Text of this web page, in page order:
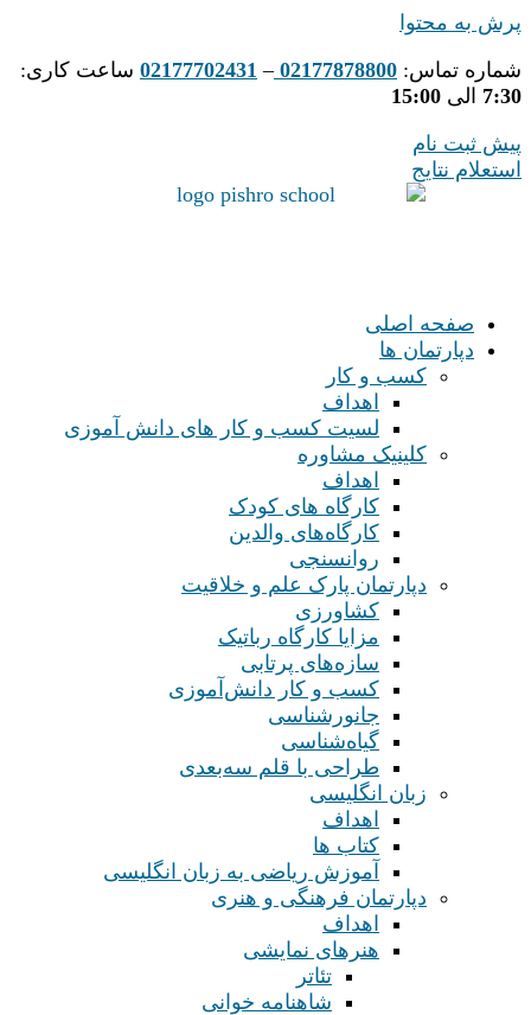
پرش به محتوا
شماره تماس: 02177878800
–
02177702431 ساعت کاری:
7:30 الی 15:00
پیش ثبت نام
استعلام نتایج
صفحه اصلی
دپارتمان ها
کسب و کار
اهداف
لسیت کسب و کار های دانش آموزی
کلینیک مشاوره
اهداف
کارگاه های کودک
کارگاه‌های والدین
روانسنجی
دپارتمان پارک علم و خلاقیت
کشاورزی
مزایا کارگاه رباتیک
سازه‌های پرتابی
کسب و کار دانش‌آموزی
جانورشناسی
گیاه‌شناسی
طراحی با قلم سه‌بعدی
زبان انگلیسی
اهداف
کتاب ها
آموزش ریاضی به زبان انگلیسی
دپارتمان فرهنگی و هنری
اهداف
هنرهای نمایشی
تئاتر
شاهنامه خوانی